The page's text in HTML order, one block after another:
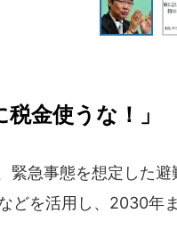
税金使うな！」
緊急事態を想定した
どを活用し、2030年